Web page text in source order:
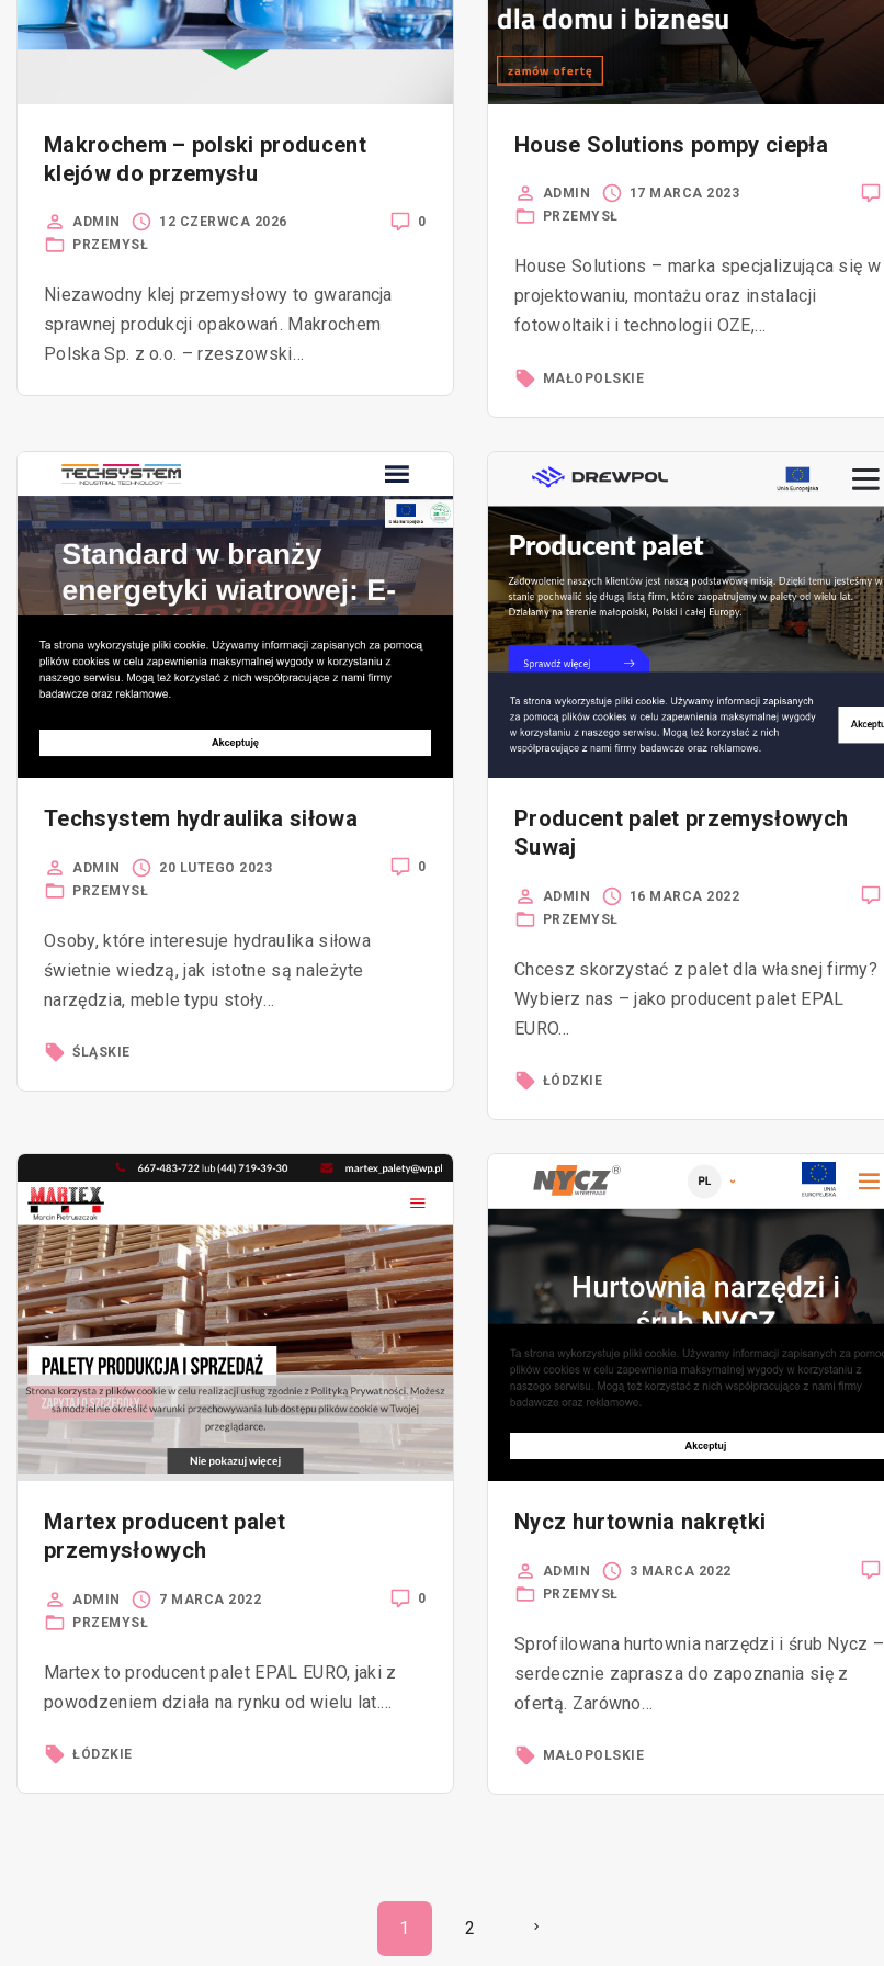
Makrochem – polski producent
klejów do przemysłu
0
ADMIN
12 CZERWCA 2026
PRZEMYSŁ
Niezawodny klej przemysłowy to gwarancja
sprawnej produkcji opakowań. Makrochem
Polska Sp. z o.o. – rzeszowski…
House Solutions pompy ciepła
ADMIN
17 MARCA 2023
PRZEMYSŁ
House Solutions – marka specjalizująca się w
projektowaniu, montażu oraz instalacji
fotowoltaiki i technologii OZE,…
MAŁOPOLSKIE
Techsystem hydraulika siłowa
0
ADMIN
20 LUTEGO 2023
PRZEMYSŁ
Osoby, które interesuje hydraulika siłowa
świetnie wiedzą, jak istotne są należyte
narzędzia, meble typu stoły…
ŚLĄSKIE
Producent palet przemysłowych
Suwaj
ADMIN
16 MARCA 2022
PRZEMYSŁ
Chcesz skorzystać z palet dla własnej firmy?
Wybierz nas – jako producent palet EPAL
EURO…
ŁÓDZKIE
Martex producent palet
przemysłowych
0
ADMIN
7 MARCA 2022
PRZEMYSŁ
Martex to producent palet EPAL EURO, jaki z
powodzeniem działa na rynku od wielu lat.…
ŁÓDZKIE
Nycz hurtownia nakrętki
ADMIN
3 MARCA 2022
PRZEMYSŁ
Sprofilowana hurtownia narzędzi i śrub Nycz –
serdecznie zaprasza do zapoznania się z
ofertą. Zarówno…
MAŁOPOLSKIE
1 2 N